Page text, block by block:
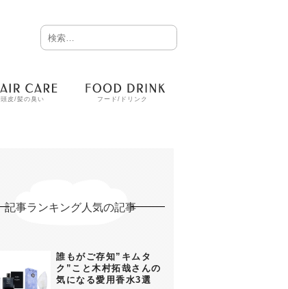
頭皮/髪の臭い フード/ドリンク
記事ランキング人気の記事
誰もがご存知”キムタ
ク”こと木村拓哉さんの
気になる愛用香水3選